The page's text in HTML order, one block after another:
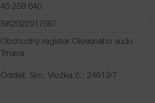
45 259 640
SK2022917567
Obchodný register Okresného súdu
Trnava
Oddiel: Sro, Vložka č.: 24613/T